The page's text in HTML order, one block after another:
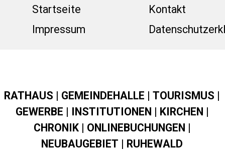
Direkt zum Seiteninhalt
Startseite
Kontakt
Impressum
RATHAUS | GEMEINDEHALLE |TOURISMUS |
GEWERBE | INSTITUTIONEN | KIRCHEN |
CHRONIK| ONLINEBUCHUNGEN |
NEUBAUGEBIET | RUHEWALD